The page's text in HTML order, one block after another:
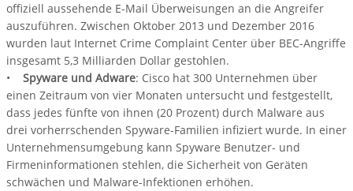
offiziell aussehende E-Mail Überweisungen an die Angreifer
auszuführen. Zwischen Oktober 2013 und Dezember 2016
wurden laut Internet Crime Complaint Center über BEC-Angriffe
insgesamt 5,3 Milliarden Dollar gestohlen.
• Spyware und Adware: Cisco hat 300 Unternehmen über
einen Zeitraum von vier Monaten untersucht und festgestellt,
dass jedes fünfte von ihnen (20 Prozent) durch Malware aus
drei vorherrschenden Spyware-Familien infiziert wurde. In einer
Unternehmensumgebung kann Spyware Benutzer- und
Firmeninformationen stehlen, die Sicherheit von Geräten
schwächen und Malware-Infektionen erhöhen.